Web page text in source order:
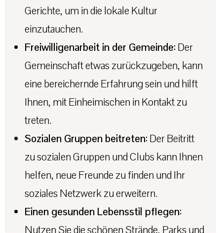
Gerichte, um in die lokale Kultur
einzutauchen.
Freiwilligenarbeit in der Gemeinde:Der
Gemeinschaft etwas zurückzugeben, kann
eine bereichernde Erfahrung sein und hilft
Ihnen, mit Einheimischen in Kontakt zu
treten.
Sozialen Gruppen beitreten:Der Beitritt
zu sozialen Gruppen und Clubs kann Ihnen
helfen, neue Freunde zu finden und Ihr
soziales Netzwerk zu erweitern.
Einen gesunden Lebensstil pflegen:
Nutzen Sie die schönen Strände, Parks und